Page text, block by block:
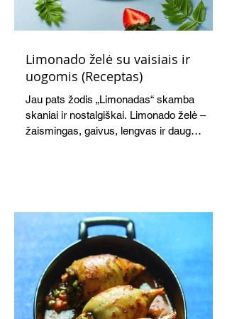
Limonado želė su vaisiais ir
uogomis (Receptas)
Jau pats žodis „Limonadas“ skamba
skaniai ir nostalgiškai. Limonado želė –
žaismingas, gaivus, lengvas ir daug